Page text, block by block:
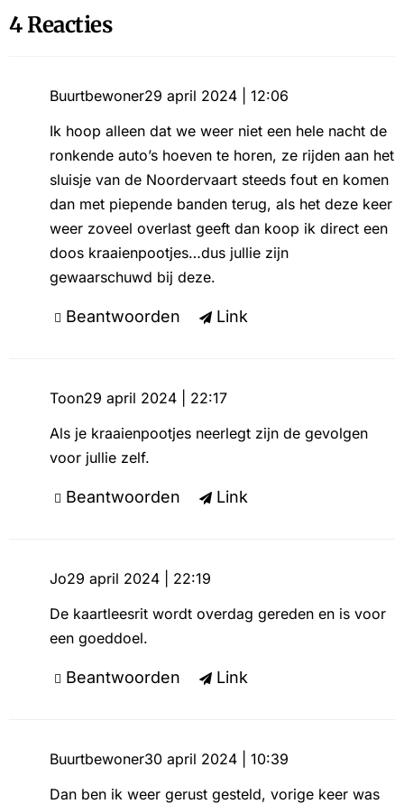
4 Reacties
Buurtbewoner29 april 2024 | 12:06
Ik hoop alleen dat we weer niet een hele nacht de
ronkende auto’s hoeven te horen, ze rijden aan het
sluisje van de Noordervaart steeds fout en komen
dan met piepende banden terug, als het deze keer
weer zoveel overlast geeft dan koop ik direct een
doos kraaienpootjes…dus jullie zijn
gewaarschuwd bij deze.
Beantwoorden Link
Toon29 april 2024 | 22:17
Als je kraaienpootjes neerlegt zijn de gevolgen
voor jullie zelf.
Beantwoorden Link
Jo29 april 2024 | 22:19
De kaartleesrit wordt overdag gereden en is voor
een goeddoel.
Beantwoorden Link
Buurtbewoner30 april 2024 | 10:39
Dan ben ik weer gerust gesteld, vorige keer was